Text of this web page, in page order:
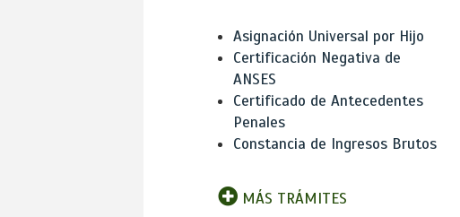
Asignación Universal por Hijo
Certificación Negativa de
ANSES
Certificado de Antecedentes
Penales
Constancia de Ingresos Brutos
MÁS TRÁMITES